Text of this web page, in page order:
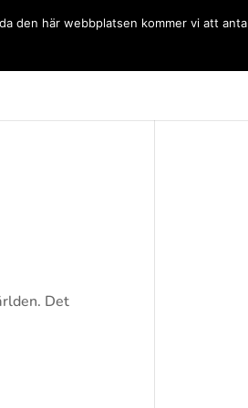
Det
den här webbplatsen kommer vi att